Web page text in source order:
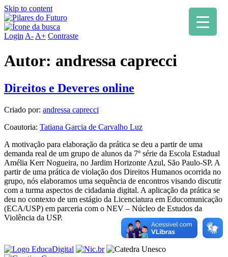
Skip to content
Login A- A+ Contraste
Autor: andressa caprecci
Direitos e Deveres online
Criado por: andressa caprecci
Coautoria: Tatiana Garcia de Carvalho Luz
A motivação para elaboração da prática se deu a partir de uma
demanda real de um grupo de alunos da 7º série da Escola Estadual
Amélia Kerr Nogueira, no Jardim Horizonte Azul, São Paulo-SP. A
partir de uma prática de violação dos Direitos Humanos ocorrida no
grupo, nós elaboramos uma sequência de encontros visando discutir
com a turma aspectos de cidadania digital. A aplicação da prática se
deu no contexto de um estágio da Licenciatura em Educomunicação
(ECA/USP) em parceria com o NEV – Núcleo de Estudos da
Violência da USP.